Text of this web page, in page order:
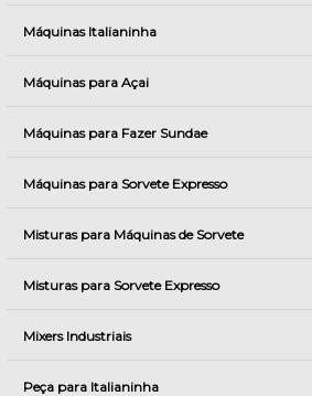
Máquinas Italianinha
Máquinas para Açai
Máquinas para Fazer Sundae
Máquinas para Sorvete Expresso
Misturas para Máquinas de Sorvete
Misturas para Sorvete Expresso
Mixers Industriais
Peça para Italianinha